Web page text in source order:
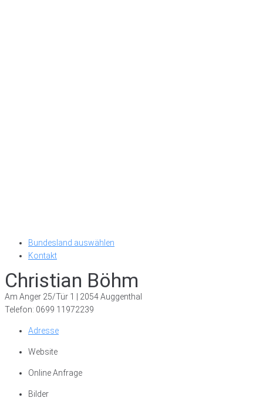
Bundesland auswählen
Kontakt
Christian Böhm
Am Anger 25/Tür 1 | 2054 Auggenthal
Telefon: 0699 11972239
Adresse
Website
Online Anfrage
Bilder